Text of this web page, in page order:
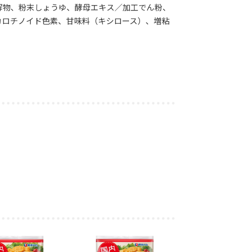
、粉末しょうゆ、酵母エキス／加工でん粉、
チノイド色素、甘味料（キシロース）、増粘